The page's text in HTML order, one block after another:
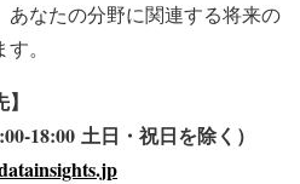
あなたの分野に関連する将来の
。
18:00 土日・祝日を除く）